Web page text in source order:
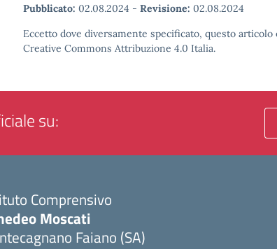
Pubblicato: 02.08.2024 - Revisione: 02.08.2024
Eccetto dove diversamente specificato, questo
Creative Commons Attribuzione 4.0 Italia.
su:
Comprensivo
Moscati
Faiano (SA)